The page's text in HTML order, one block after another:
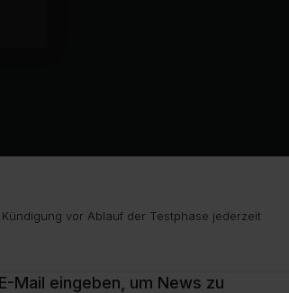
vor Ablauf der Testphase jederzeit
E-Mail eingeben, um News zu